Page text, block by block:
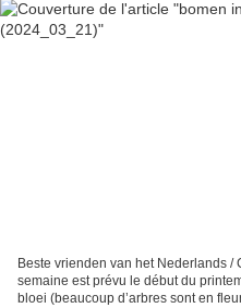
Beste vrienden van het Nederlands
semaine est prévu le début du
bloei (beaucoup d’arbres sont en